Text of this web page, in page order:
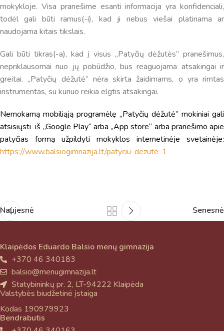
mokykloje. Visa pranešime esanti informacija yra konfidenciali,
todėl gali būti ramus(-i), kad ji nebus viešai platinama ar
naudojama kitais tikslais.
Gali būti tikras(-a), kad į visus „Patyčių dėžutės” pranešimus,
nepriklausomai nuo jų pobūdžio, bus reaguojama atsakingai ir
greitai. „Patyčių dėžutė“ nėra skirta žaidimams, o yra rimtas
instrumentas, su kuriuo reikia elgtis atsakingai.
Nemokamą mobiliąją programėlę „Patyčių dėžutė” mokiniai gali
atsisiųsti iš „Google Play“ arba „App store“ arba pranešimo apie
patyčias formą užpildyti mokyklos internetinėje svetainėje:
https://www.balsiogimnazija.lt/patyciu-dezute-1
Naujesnė Senesnė
Klaipėdos Eduardo Balsio menų gimnazija
+370 46 340183
balsio@menugimnazija.lt
Statybininkų pr. 2, LT-94222 Klaipėda
Valstybės biudžetinė įstaiga
Kodas 190979923
Bendrabutis